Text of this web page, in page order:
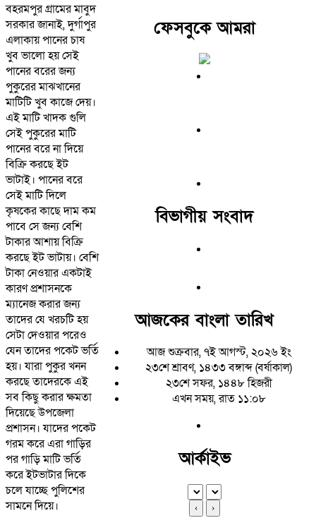
বহরমপুর গ্রামের মাবুদ
সরকার জানাই, দুর্গাপুর
এলাকায় পানের চাষ
খুব ভালো হয় সেই
পানের বরের জন্য
পুকুরের মাঝখানের
মাটিটি খুব কাজে দেয়।
এই মাটি খাদক গুলি
সেই পুকুরের মাটি
পানের বরে না দিয়ে
বিক্রি করছে ইট
ভাটাই। পানের বরে
সেই মাটি দিলে
কৃষকের কাছে দাম কম
পাবে সে জন্য বেশি
টাকার আশায় বিক্রি
করছে ইট ভাটায়। বেশি
টাকা নেওয়ার একটাই
কারণ প্রশাসনকে
ম্যানেজ করার জন্য
তাদের যে খরচটি হয়
সেটা দেওয়ার পরেও
যেন তাদের পকেট ভর্তি
হয়। যারা পুকুর খনন
করছে তাদেরকে এই
সব কিছু করার ক্ষমতা
দিয়েছে উপজেলা
প্রশাসন। যাদের পকেট
গরম করে এরা গাড়ির
পর গাড়ি মাটি ভর্তি
করে ইটভাটার দিকে
চলে যাচ্ছে পুলিশের
সামনে দিয়ে।
ফেসবুকে আমরা
বিভাগীয় সংবাদ
আজকের বাংলা তারিখ
আজ শুক্রবার, ৭ই আগস্ট, ২০২৬ ইং
২৩শে শ্রাবণ, ১৪৩৩ বঙ্গাব্দ (বর্ষাকাল)
২৩শে সফর, ১৪৪৮ হিজরী
এখন সময়, রাত ১১:০৮
আর্কাইভ
‹ ›